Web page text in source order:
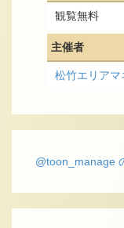
観覧無料
主催者
松竹エリアマ
@toon_manage